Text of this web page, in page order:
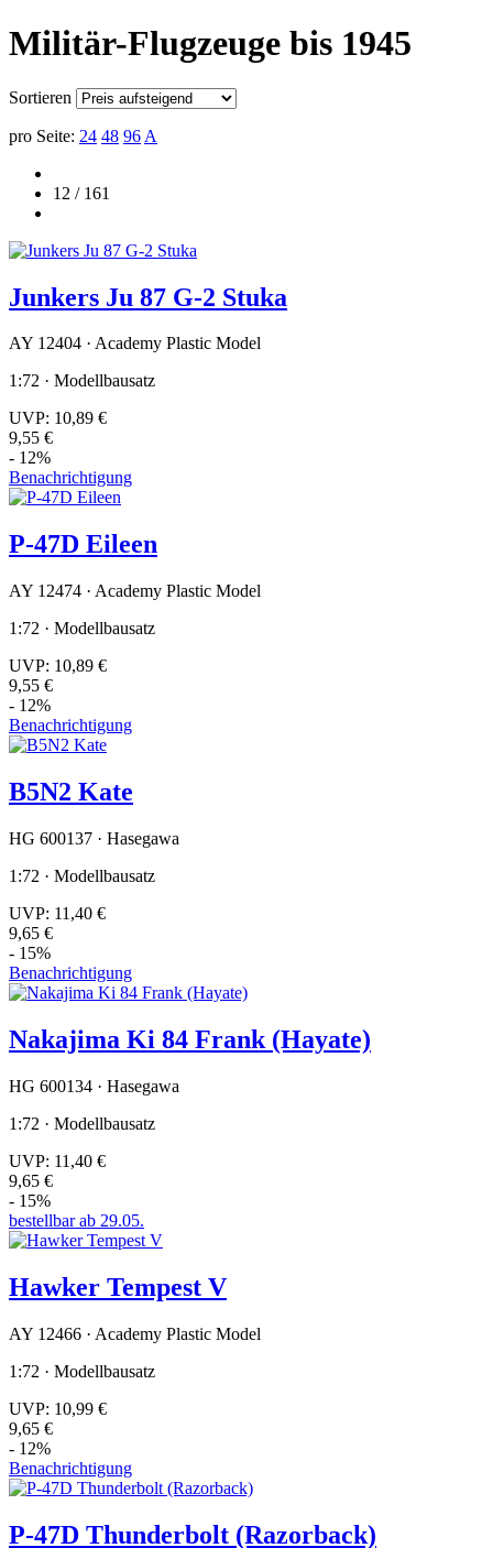
Militär-Flugzeuge bis 1945
Sortieren
pro Seite: 24 48 96 A
12 / 161
Junkers Ju 87 G-2 Stuka
AY 12404 · Academy Plastic Model
1:72 · Modellbausatz
UVP: 10,89 €
9,55 €
- 12%
Benachrichtigung
P-47D Eileen
AY 12474 · Academy Plastic Model
1:72 · Modellbausatz
UVP: 10,89 €
9,55 €
- 12%
Benachrichtigung
B5N2 Kate
HG 600137 · Hasegawa
1:72 · Modellbausatz
UVP: 11,40 €
9,65 €
- 15%
Benachrichtigung
Nakajima Ki 84 Frank (Hayate)
HG 600134 · Hasegawa
1:72 · Modellbausatz
UVP: 11,40 €
9,65 €
- 15%
bestellbar ab 29.05.
Hawker Tempest V
AY 12466 · Academy Plastic Model
1:72 · Modellbausatz
UVP: 10,99 €
9,65 €
- 12%
Benachrichtigung
P-47D Thunderbolt (Razorback)